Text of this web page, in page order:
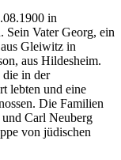
in
Sein Vater Georg, ein
Gleiwitz in
aus Hildesheim.
die in der
lebten und eine
Die Familien
Carl Neuberg
von jüdischen